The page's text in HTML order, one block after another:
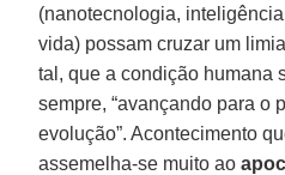
(nanotecnologia,
vida) possam cruzar um
tal, que a condição humana
sempre, “avançando para o
evolução”. Acontecimento
assemelha-se muito ao